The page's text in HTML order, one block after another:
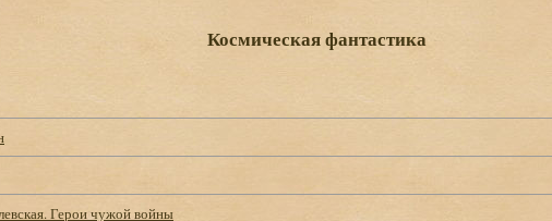
Космическая фантастика
Герои чужой войны